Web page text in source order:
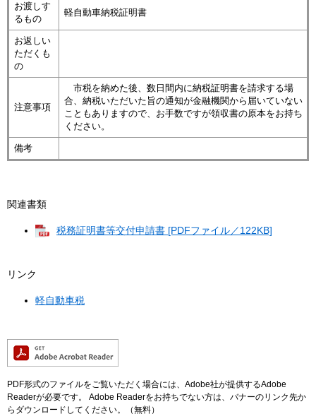
お渡しす
るもの
軽自動車納税証明書
お返しい
ただくも
の
注意事項
市税を納めた後、数日間内に納税証明書を請求する場
合、納税いただいた旨の通知が金融機関から届いていない
こともありますので、お手数ですが領収書の原本をお持ち
ください。
備考
関連書類
税務証明書等交付申請書 [PDFファイル／122KB]
リンク
軽自動車税
PDF形式のファイルをご覧いただく場合には、Adobe社が提供するAdobe
Readerが必要です。
Adobe Readerをお持ちでない方は、バナーのリンク先か
らダウンロードしてください。（無料）